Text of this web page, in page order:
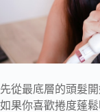
先從最底層的頭髮開
如果你喜歡捲度蓬